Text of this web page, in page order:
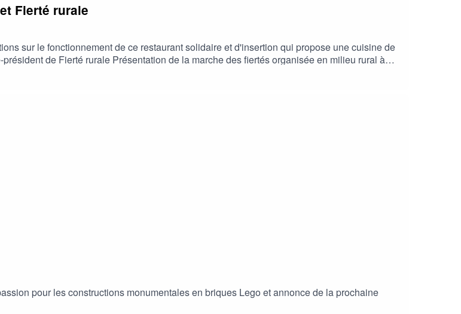
Fierté rurale
sur le fonctionnement de ce restaurant solidaire et d'insertion qui propose une cuisine de
des fiertés organisée en milieu rural à
pour les constructions monumentales en briques Lego et annonce de la prochaine